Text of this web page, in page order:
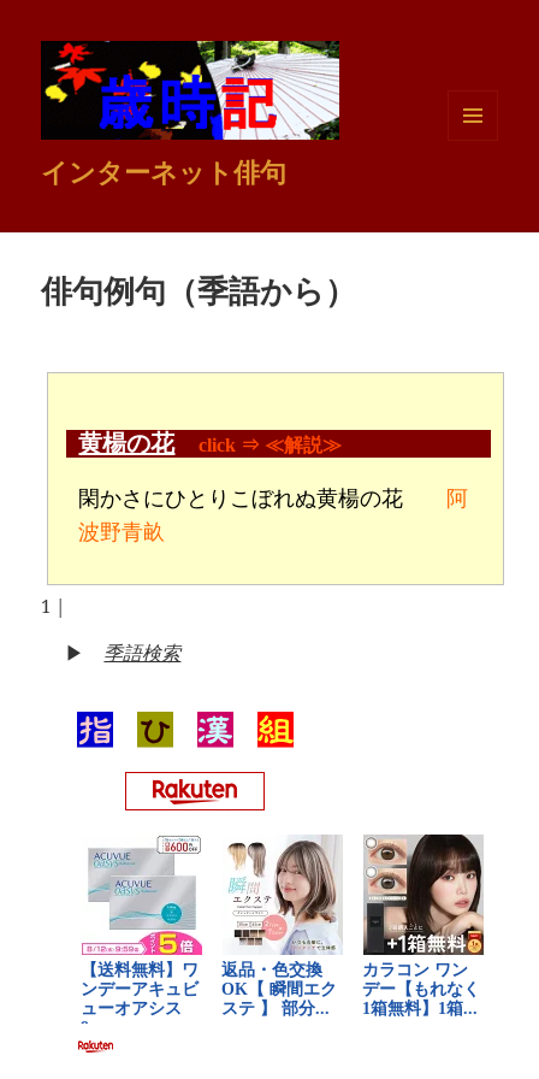
インターネット俳句
俳句例句（季語から）
黄楊の花 click ⇒ ≪解説≫
閑かさにひとりこぼれぬ黄楊の花
阿
波野青畝
1 |
▶ 季語検索